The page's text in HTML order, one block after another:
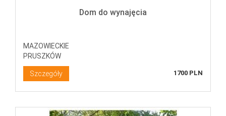
Dom do wynajęcia
MAZOWIECKIE
PRUSZKÓW
Szczegóły 1700 PLN